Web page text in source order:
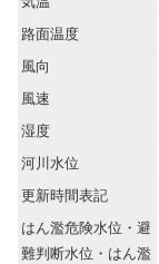
路面温度
風向
風速
湿度
河川水位
更新時間表記
はん濫危険水位・避
難判断水位・はん濫